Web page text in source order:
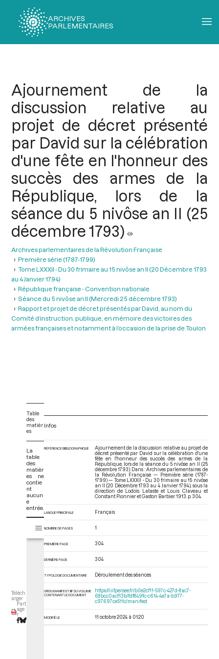
ARCHIVES
PARLEMENTAIRES
Ajournement de la
discussion relative au
projet de décret présenté
par David sur la célébration
d'une fête en l'honneur des
succès des armes de la
République, lors de la
séance du 5 nivôse an II (25
décembre 1793)
Archives parlementaires de la Révolution Française
Première série (1787-1799)
Tome LXXXII - Du 30 frimaire au 15 nivôse an II (20 Décembre 1793
au 4 Janvier 1794)
République française - Convention nationale
Séance du 5 nivôse an II (Mercredi 25 décembre 1793)
Rapport et projet de décret présentés par David, au nom du
Comité d’instruction. publique, en mémoire des victoires des
armées françaises et notamment à l’occasion de la prise de Toulon
Téléch
arger
Part
age
r
Table
des
matièr
es
La
table
des
matièr
es ne
contie
nt
aucun
e
entrée.
s
Tome LXXXII - Du 30 frimaire au 15 nivôse an II (20 Décembre 1793 au
Infos
RÉFÉRENCE BIBLIOGRAPHIQUE
Ajournement de la discussion relative au projet de
décret présenté par David sur la célébration d'une
fête en l'honneur des succès des armes de la
République, lors de la séance du 5 nivôse an II (25
décembre 1793). Dans : Archives parlementaires de
la Révolution Française — Première série (1787-
1799) — Tome LXXXII - Du 30 frimaire au 15 nivôse
an II (20 Décembre 1793 au 4 Janvier 1794) , sous la
direction de Lodoïs Lataste et Louis Claveau et
Constant Pionnier et Gaston Barbier. 1913. p. 304.
LANGUE PRINCIPALE Français
NOMBRE DE PAGES 1
PREMIÈRE PAGE 304
DERNIÈRE PAGE 304
TYPOLOGIE DOCUMENTAIRE Déroulement des séances
URI DU MANIFEST IIIF DU VOLUME
CONTENANT LE DOCUMENT
https://iiif.persee.fr/b0e2cf11-597c-427d-8ac7-
68bcc0acf13b/fdf849fc-c614-4e7a-b977-
c97697ce511c/manifest
MODIFIÉ LE 11 octobre 2024 à 01:20